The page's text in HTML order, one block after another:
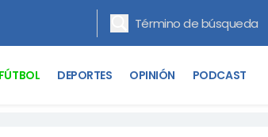
FÚTBOL DEPORTES OPINIÓN PODCAST